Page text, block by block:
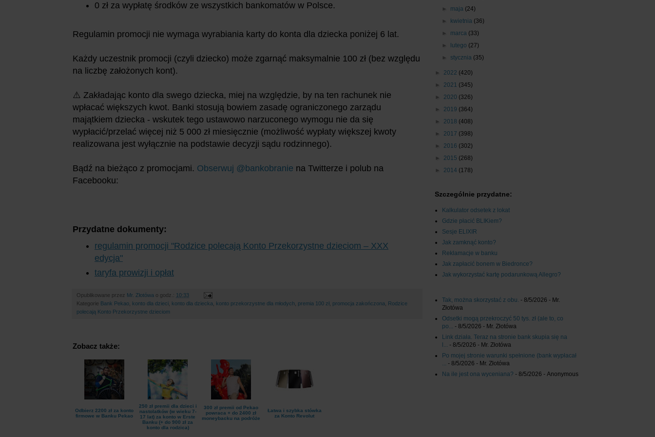
0 zł za wypłatę środków ze wszystkich bankomatów w Polsce.
Regulamin promocji nie wymaga wyrabiania karty do konta dla dziecka poniżej 6 lat.
Każdy uczestnik promocji (czyli dziecko) może zgarnąć maksymalnie 100 zł (bez względu
na liczbę założonych kont).
⚠️ Zakładając konto dla swego dziecka, miej na względzie, by na ten rachunek nie
wpłacać większych kwot. Banki stosują bowiem zasadę ograniczonego zarządu
majątkiem dziecka - wskutek tego ustawowo narzuconego wymogu nie da się
wypłacić/przelać więcej niż 5 000 zł miesięcznie (możliwość wypłaty większej kwoty
realizowana jest wyłącznie na podstawie decyzji sądu rodzinnego).
Bądź na bieżąco z promocjami. Obserwuj @bankobranie na Twitterze i polub na
Facebooku:
Przydatne dokumenty:
regulamin promocji "Rodzice polecają Konto Przekorzystne dzieciom – XXX
edycja"
taryfa prowizji i opłat
Opublikowane przez Mr. Złotówa o godz.: 10:33
Kategorie Bank Pekao konto dla dzieci konto dla dziecka konto przekorzystne dla młodych premia 100 zł promocja zakończona
Rodzice
polecają Konto Przekorzystne dzieciom
Zobacz także:
Odbierz 2200 zł za konto
firmowe w Banku Pekao
250 zł premii dla dzieci i
nastolatków (w wieku 7-
17 lat) za konto w Erste
Banku (+ do 900 zł za
konto dla rodzica)
300 zł premii od Pekao
powraca + do 2400 zł
moneybacku na podróże
Łatwa i szybka stówka
za Konto Revolut
► maja (24)
►
kwietnia (36)
► marca (33)
►
lutego (27)
► stycznia (35)
► 2022 (420)
► 2021 (345)
► 2020 (326)
► 2019 (364)
► 2018 (408)
► 2017 (398)
► 2016 (302)
► 2015 (268)
► 2014 (178)
Szczególnie przydatne:
Kalkulator odsetek z lokat
Gdzie płacić BLIKiem?
Sesje ELIXIR
Jak zamknąć konto?
Reklamacje w banku
Jak zapłacić bonem w Biedronce?
Jak wykorzystać kartę podarunkową Allegro?
Tak, można skorzystać z obu. - 8/5/2026 - Mr.
Złotówa
Odsetki mogą przekroczyć 50 tys. zł (ale to, co
po... - 8/5/2026 - Mr. Złotówa
Link działa. Teraz na stronie bank skupia się na
l... - 8/5/2026 - Mr. Złotówa
Po mojej stronie warunki spełnione (bank wypłacał
... - 8/5/2026 - Mr. Złotówa
Na ile jest ona wyceniana? - 8/5/2026 - Anonymous